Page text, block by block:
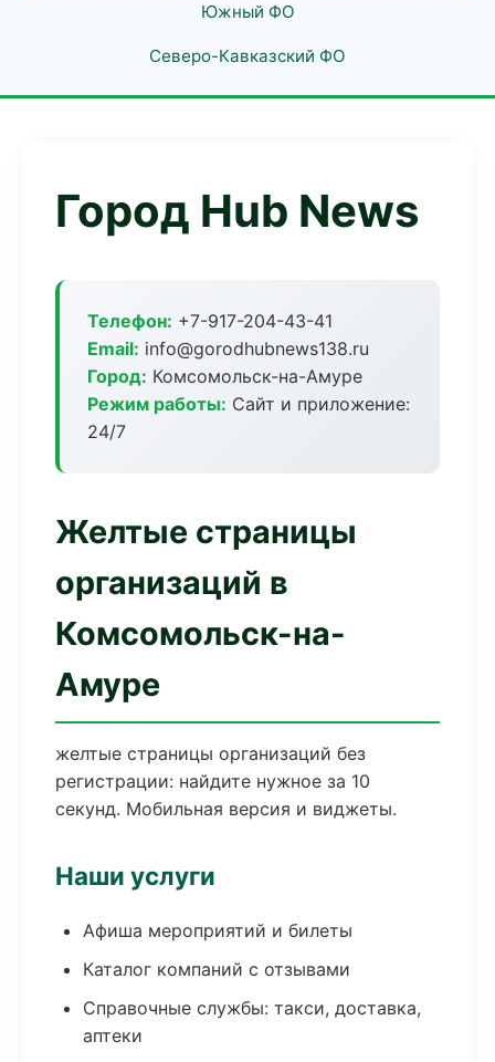
Южный ФО
Северо-Кавказский ФО
Город Hub News
Телефон: +7-917-204-43-41
Email: info@gorodhubnews138.ru
Город: Комсомольск-на-Амуре
Режим работы: Сайт и приложение:
24/7
Желтые страницы
организаций в
Комсомольск-на-
Амуре
желтые страницы организаций без
регистрации: найдите нужное за 10
секунд. Мобильная версия и виджеты.
Наши услуги
Афиша мероприятий и билеты
Каталог компаний с отзывами
Справочные службы: такси, доставка,
аптеки